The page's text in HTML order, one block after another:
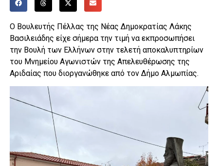
Ο Βουλευτής Πέλλας της Νέας Δημοκρατίας Λάκης
Βασιλειάδης είχε σήμερα την τιμή να εκπροσωπήσει
την Βουλή των Ελλήνων στην τελετή αποκαλυπτηρίων
του Μνημείου Αγωνιστών της Απελευθέρωσης της
Αριδαίας που διοργανώθηκε από τον Δήμο Αλμωπίας.